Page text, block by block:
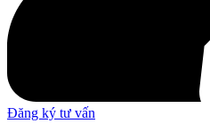
Đăng ký tư vấn